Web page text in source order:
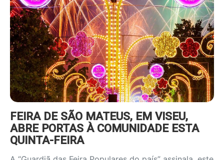
content/uploads/2025/06/feira-
sao-mateus-800x600.jpg
FEIRA DE SÃO MATEUS, EM VISEU,
ABRE PORTAS À COMUNIDADE ESTA
QUINTA-FEIRA